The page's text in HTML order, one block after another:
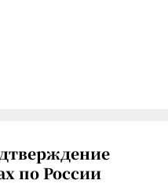
по России